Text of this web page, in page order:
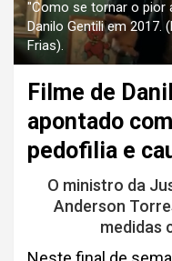
"Como se tornar o pior
Danilo Gentili em
Frias).
Filme de
apontado
pedofilia e
O ministro da
Anderson
medidas